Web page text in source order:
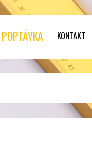
POPTÁVKA KONTAKT